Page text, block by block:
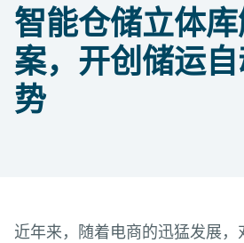
智能仓储立体
案，开创储运
势
近年来，随着电商的迅猛发展